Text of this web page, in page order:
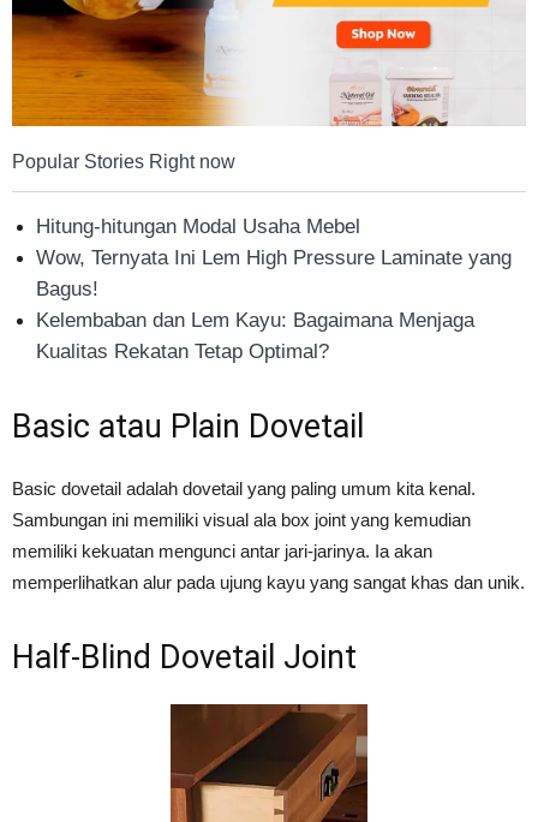
Popular Stories Right now
Hitung-hitungan Modal Usaha Mebel
Wow, Ternyata Ini Lem High Pressure Laminate yang
Bagus!
Kelembaban dan Lem Kayu: Bagaimana Menjaga
Kualitas Rekatan Tetap Optimal?
Basic atau Plain Dovetail
Basic dovetail adalah dovetail yang paling umum kita kenal.
Sambungan ini memiliki visual ala box joint yang kemudian
memiliki kekuatan mengunci antar jari-jarinya. Ia akan
memperlihatkan alur pada ujung kayu yang sangat khas dan unik.
Half-Blind Dovetail Joint